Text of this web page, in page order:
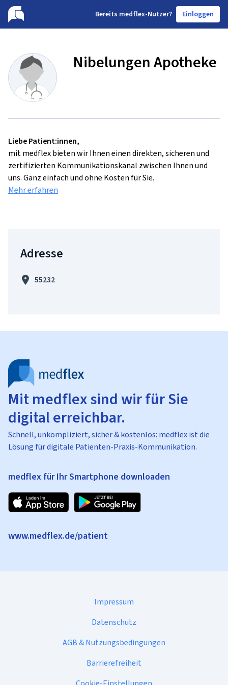
Bereits medflex-Nutzer? Einloggen
Nibelungen Apotheke
Liebe Patient:innen,
mit medflex bieten wir Ihnen einen direkten, sicheren und
zertifizierten Kommunikationskanal zwischen Ihnen und
uns. Ganz einfach und ohne Kosten für Sie.
Mehr erfahren
Adresse
55232
Mit medflex sind wir für Sie
digital erreichbar.
Schnell, unkompliziert, sicher & kostenlos: medflex ist die
Lösung für digitale Patienten-Praxis-Kommunikation.
medflex für Ihr Smartphone downloaden
www.medflex.de/patient
Impressum
Datenschutz
AGB & Nutzungsbedingungen
Barrierefreiheit